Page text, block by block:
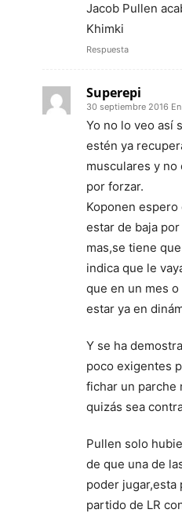
Jacob Pullen
Khimki
Respuesta
Superepi
30 septiembre 2016
Yo no lo veo así
estén ya
musculares y
por forzar.
Koponen
estar de baja
mas,se tiene
indica que le
que en un mes
estar ya en
Y se ha
poco exigentes
fichar un parche
quizás sea
Pullen solo
de que una de
poder jugar,esta
partido de LR